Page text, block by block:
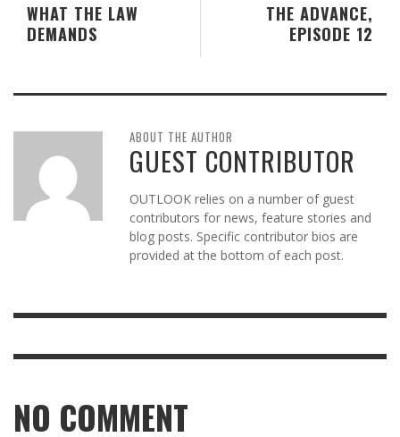
THE ADVANCE,
EPISODE 12
WHAT THE LAW
DEMANDS
ABOUT THE AUTHOR
GUEST CONTRIBUTOR
OUTLOOK relies on a number of guest
contributors for news, feature stories and
blog posts. Specific contributor bios are
provided at the bottom of each post.
NO COMMENT